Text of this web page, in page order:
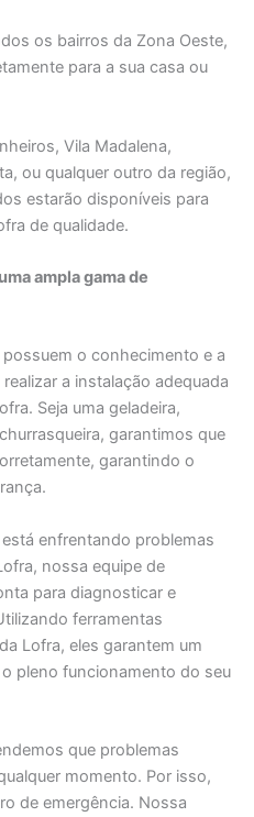
os bairros da Zona Oeste,
para a sua casa ou
Vila Madalena,
ou qualquer outro da região,
estarão disponíveis para
de qualidade.
ampla gama de
o conhecimento e a
a instalação adequada
Seja uma geladeira,
garantimos que
garantindo o
está enfrentando problemas
nossa equipe de
para diagnosticar e
ferramentas
Lofra, eles garantem um
pleno funcionamento do seu
que problemas
momento. Por isso,
de emergência. Nossa